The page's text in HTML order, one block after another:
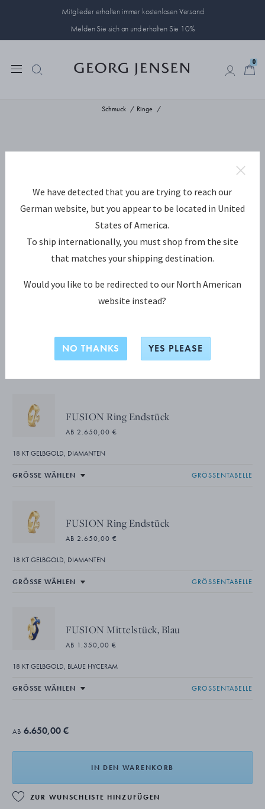
Mitglieder erhalten immer kostenlosen Versand
Melden Sie sich an und erhalten Sie 10%
0
Schmuck Ringe
FUSION 3teiliger Ring
FUSION Ring Endstück
AB 2.650,00 €
18 KT GELBGOLD, DIAMANTEN
GRÖSSENTABELLE
FUSION Ring Endstück
AB 2.650,00 €
18 KT GELBGOLD, DIAMANTEN
GRÖSSENTABELLE
FUSION Mittelstück, Blau
AB 1.350,00 €
18 KT GELBGOLD, BLAUE HYCERAM
GRÖSSENTABELLE
AB 6.650,00 €
IN DEN WARENKORB
ZUR WUNSCHLISTE HINZUFÜGEN
We have detected that you are trying to reach our
German website, but you appear to be located in United
States of America.
To ship internationally, you must shop from the site
that matches your shipping destination.
Would you like to be redirected to our North American
website instead?
NO THANKS YES PLEASE